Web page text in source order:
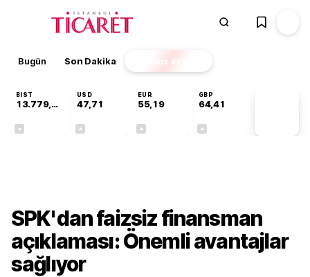
Bugün Son Dakika Finans EKSTRA
BIST
13.779,39
USD
47,71
EUR
55,19
GBP
64,41
SPK'dan faizsiz finansman
açıklaması: Önemli avantajlar
sağlıyor